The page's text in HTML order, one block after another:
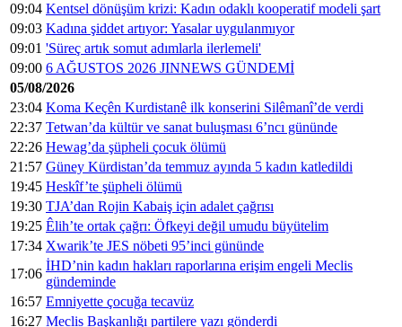
09:04 Kentsel dönüşüm krizi: Kadın odaklı kooperatif modeli şart
09:03 Kadına şiddet artıyor: Yasalar uygulanmıyor
09:01 'Süreç artık somut adımlarla ilerlemeli'
09:00 6 AĞUSTOS 2026 JINNEWS GÜNDEMİ
05/08/2026
23:04 Koma Keçên Kurdistanê ilk konserini Silêmanî’de verdi
22:37 Tetwan’da kültür ve sanat buluşması 6’ncı gününde
22:26 Hewag’da şüpheli çocuk ölümü
21:57 Güney Kürdistan’da temmuz ayında 5 kadın katledildi
19:45 Heskîf’te şüpheli ölümü
19:30 TJA’dan Rojin Kabaiş için adalet çağrısı
19:25 Êlih’te ortak çağrı: Öfkeyi değil umudu büyütelim
17:34 Xwarik’te JES nöbeti 95’inci gününde
17:06
İHD’nin kadın hakları raporlarına erişim engeli Meclis
gündeminde
16:57 Emniyette çocuğa tecavüz
16:27 Meclis Başkanlığı partilere yazı gönderdi